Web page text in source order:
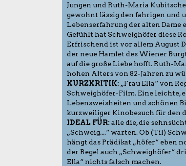
Jungen und Ruth-Maria
gewohnt lässig den fahrigen und
Lebenserfahrung der alten
Gefühlt hat Schweighöfer diese
Erfrischend ist vor allem August
der neue Hamlet des Wiener
auf die große Liebe hofft. Ruth-
hohen Alters von 82-Jahren zu
KURZKRITIK: „Frau Ella“ von
Schweighöfer-Film. Eine leichte,
Lebensweisheiten und schönen
kurzweiliger Kinobesuch für den
IDEAL FÜR: alle die, die
„Schweig....“ warten. Ob (Til)
hängt das Prädikat „höfer“ eben
der Regel auch „Schweighöfer“
Ella“ nichts falsch machen.